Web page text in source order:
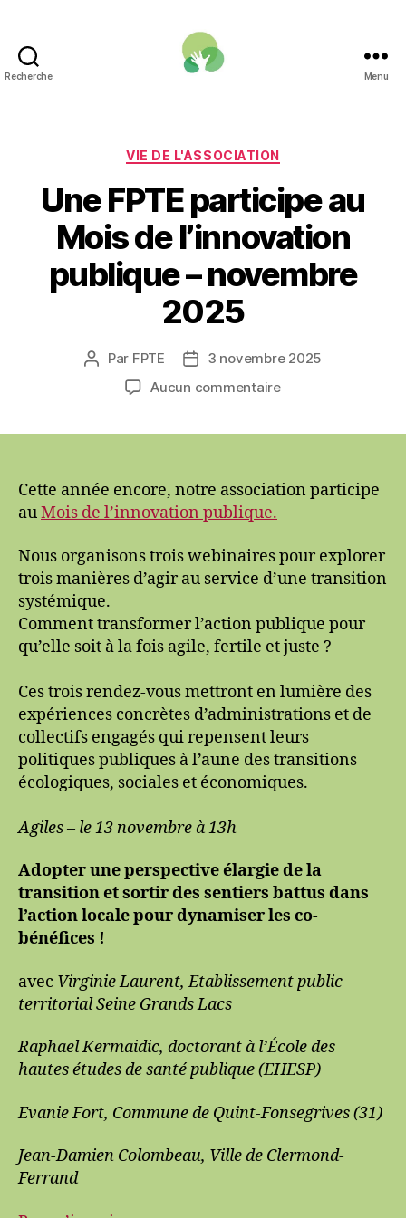
Recherche
pour
transition
écologique
Menu
Catégories
VIE DE L'ASSOCIATION
Une FPTE participe au
Mois de l’innovation
publique – novembre
2025
Auteur
l’article
Par FPTE
Date3 novembre 2025
Aucun commentairesur
Mois
–
novembre
Cette année encore, notre association participe
auMois de l’innovation publique.
Nous organisons trois webinaires pour explorer
trois manières d’agir au service d’une transition
systémique.
Comment transformer l’action publique pour
qu’elle soit à la fois agile, fertile et juste ?
Ces trois rendez-vous mettront en lumière des
expériences concrètes d’administrations et de
collectifs engagés qui repensent leurs
politiques publiques à l’aune des transitions
écologiques, sociales et économiques.
Agiles – le 13 novembre à 13h
Adopter une perspective élargie de la
transition et sortir des sentiers battus dans
l’action locale pour dynamiser les co-
bénéfices !
avec Virginie Laurent, Etablissement public
territorial Seine Grands Lacs
Raphael Kermaidic, doctorant à l’École des
hautes études de santé publique (EHESP)
Evanie Fort, Commune de Quint-Fonsegrives (31)
Jean-Damien Colombeau, Ville de Clermond-
Ferrand